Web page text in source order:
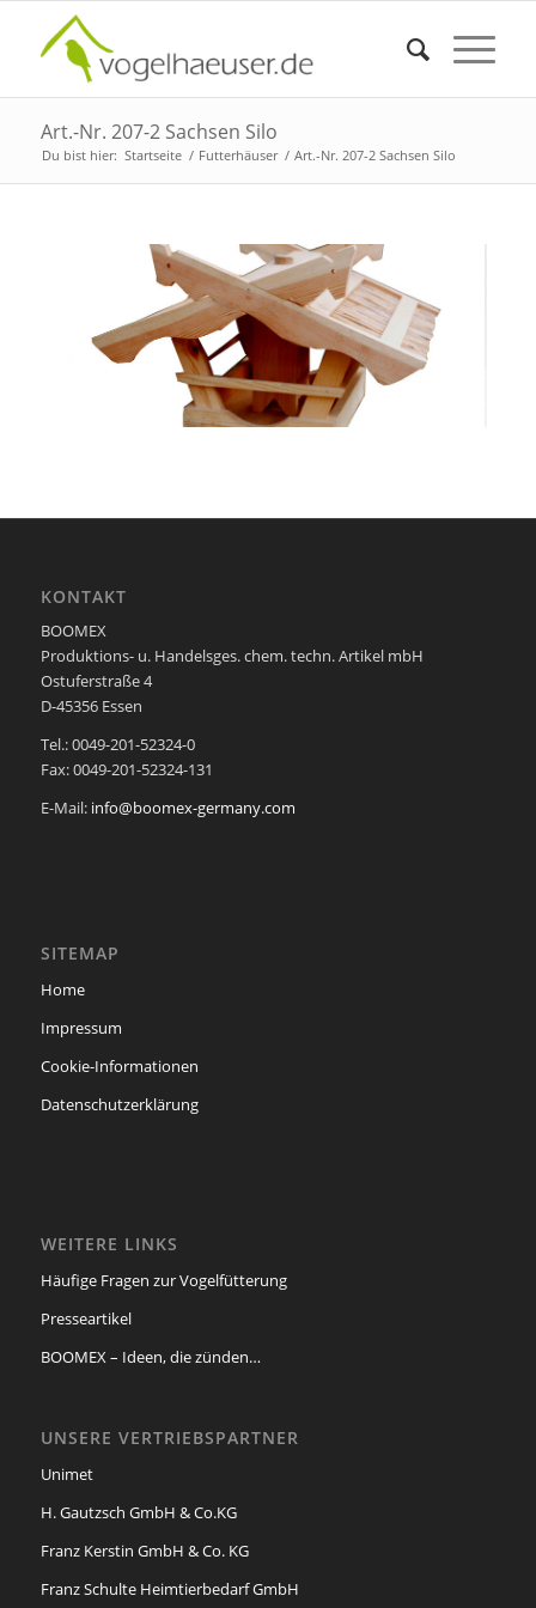
Art.-Nr. 207-2 Sachsen Silo
Du bist hier: Startseite / Futterhäuser / Art.-Nr. 207-2 Sachsen Silo
KONTAKT
BOOMEX
Produktions- u. Handelsges. chem. techn. Artikel mbH
Ostuferstraße 4
D-45356 Essen
Tel.: 0049-201-52324-0
Fax: 0049-201-52324-131
E-Mail: info@boomex-germany.com
SITEMAP
Home
Impressum
Cookie-Informationen
Datenschutzerklärung
WEITERE LINKS
Häufige Fragen zur Vogelfütterung
Presseartikel
BOOMEX – Ideen, die zünden…
UNSERE VERTRIEBSPARTNER
Unimet
H. Gautzsch GmbH & Co.KG
Franz Kerstin GmbH & Co. KG
Franz Schulte Heimtierbedarf GmbH